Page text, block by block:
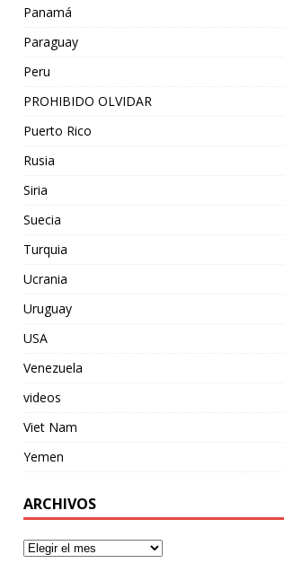
Panamá
Paraguay
Peru
PROHIBIDO OLVIDAR
Puerto Rico
Rusia
Siria
Suecia
Turquia
Ucrania
Uruguay
USA
Venezuela
videos
Viet Nam
Yemen
ARCHIVOS